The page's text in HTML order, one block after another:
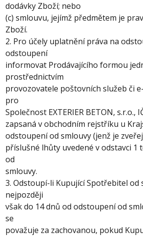
dodávky Zboží; nebo
(c) smlouvu, jejímž předmětem je
Zboží.
2. Pro účely uplatnění práva na
odstoupení
informovat Prodávajícího formou
prostřednictvím
provozovatele poštovních služeb či
pro
Společnost EXTERIER BETON, s.r.o.,
zapsaná v obchodním rejstříku u
odstoupení od smlouvy (jenž je
příslušné lhůty uvedené v odstavci
od
smlouvy.
3. Odstoupí-li Kupující Spotřebitel od
nejpozději
však do 14 dnů od odstoupení od
se
považuje za zachovanou, pokud